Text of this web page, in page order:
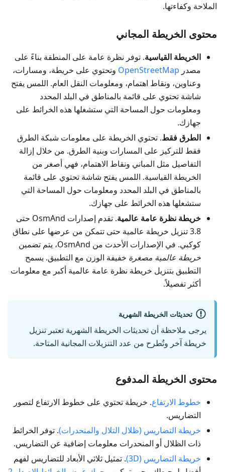
الملاحة وكفاءتها.
محتوى الخريطة المجاني
الخريطة القياسية. توفر نظرة عامة على المنطقة بناءً على
مصدر OpenStreetMap وتحتوي على خريطة، ومسارات،
وعناوين، ونقاط اهتمام، ومعلومات النقل العام. اللمس يفتح
شاشة تحتوي على قائمة بالمناطق في البلد المحدد
ومعلومات حول المساحة التي ستشغلها هذه الخرائط على
جهازك.
الطرق فقط. تحتوي الخريطة على معلومات شبكة الطرق
فقط للتركيز على المسارات وبنية الطرق. من خلال إزالة
التفاصيل مثل المباني ونقاط الاهتمام، فهي أصغر من
الخريطة القياسية. اللمس يفتح شاشة تحتوي على قائمة
بالمناطق في البلد المحدد ومعلومات حول المساحة التي
ستشغلها هذه الخرائط على جهازك.
خريطة نظرة عامة عالمية
. تقدم إصدارات OsmAnd حتى
3.8 تنزيل خريطة عالمية حتى تتمكن من عرضها على نطاق
كوكبي. في الإصدارات الأحدث من OsmAnd، يتم تضمين
خريطة عالمية مصغرة خفيفة الوزن مع التطبيق. يسمح
التطبيق بتنزيل خريطة نظرة عامة عالمية أكبر مع معلومات
أكثر تفصيلاً.
تحديثات الخريطة الشهرية
يرجى ملاحظة أن تحديثات الخريطة الشهرية تعتبر تنزيل
خريطة آخر وتُطرح من عدد التنزيلات المجانية المتاحة.
محتوى الخريطة المدفوع
خطوط الارتفاع. خريطة تحتوي على خطوط الارتفاع لتصور
التضاريس.
خريطة التضاريس (ظلال التلال والمنحدرات). توفر الخرائط
ذات الظلال أو المنحدرات معلومات إضافية عن التضاريس.
خريطة التضاريس (3D)
. تمثيل ثلاثي الأبعاد للتضاريس لفهم